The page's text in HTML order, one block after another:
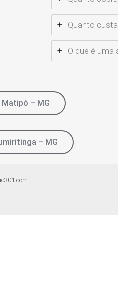
Quanto
O que é uma
Matipó – MG
– MG